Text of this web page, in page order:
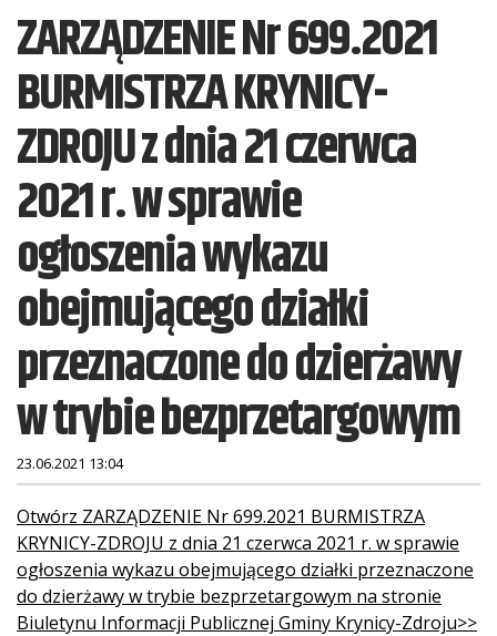
ZARZĄDZENIE Nr 699.2021
BURMISTRZA KRYNICY-
ZDROJU z dnia 21 czerwca
2021 r. w sprawie
ogłoszenia wykazu
obejmującego działki
przeznaczone do dzierżawy
w trybie bezprzetargowym
23.06.2021 13:04
Treść
Otwórz ZARZĄDZENIE Nr 699.2021 BURMISTRZA
KRYNICY-ZDROJU z dnia 21 czerwca 2021 r. w sprawie
ogłoszenia wykazu obejmującego działki przeznaczone
do dzierżawy w trybie bezprzetargowym na stronie
Biuletynu Informacji Publicznej Gminy Krynicy-Zdroju>>